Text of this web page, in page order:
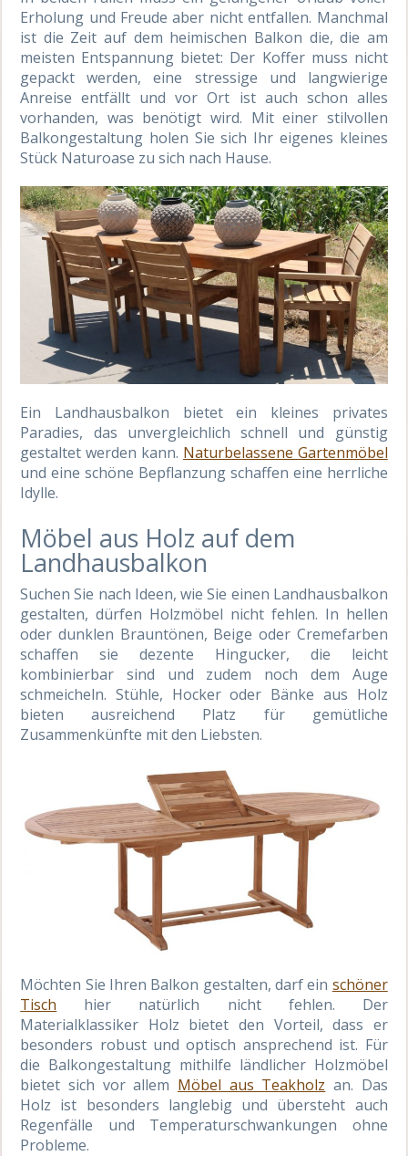
Erholung und Freude aber nicht entfallen. Manchmal
ist die Zeit auf dem heimischen Balkon die, die am
meisten Entspannung bietet: Der Koffer muss nicht
gepackt werden, eine stressige und langwierige
Anreise entfällt und vor Ort ist auch schon alles
vorhanden, was benötigt wird. Mit einer stilvollen
Balkongestaltung holen Sie sich Ihr eigenes kleines
Stück Naturoase zu sich nach Hause.
Ein Landhausbalkon bietet ein kleines privates
Paradies, das unvergleichlich schnell und günstig
gestaltet werden kann. Naturbelassene Gartenmöbel
und eine schöne Bepflanzung schaffen eine herrliche
Idylle.
Möbel aus Holz auf dem
Landhausbalkon
Suchen Sie nach Ideen, wie Sie einen Landhausbalkon
gestalten, dürfen Holzmöbel nicht fehlen. In hellen
oder dunklen Brauntönen, Beige oder Cremefarben
schaffen sie dezente Hingucker, die leicht
kombinierbar sind und zudem noch dem Auge
schmeicheln. Stühle, Hocker oder Bänke aus Holz
bieten ausreichend Platz für gemütliche
Zusammenkünfte mit den Liebsten.
Möchten Sie Ihren Balkon gestalten, darf ein schöner
Tisch hier natürlich nicht fehlen. Der
Materialklassiker Holz bietet den Vorteil, dass er
besonders robust und optisch ansprechend ist. Für
die Balkongestaltung mithilfe ländlicher Holzmöbel
bietet sich vor allem Möbel aus Teakholz an. Das
Holz ist besonders langlebig und übersteht auch
Regenfälle und Temperaturschwankungen ohne
Probleme.